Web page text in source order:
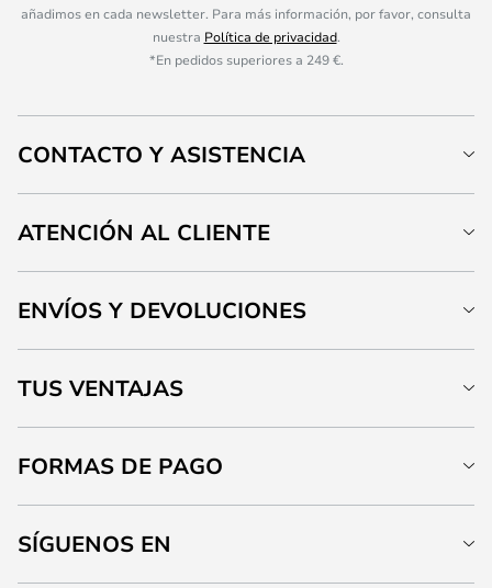
añadimos en cada newsletter. Para más información, por favor, consulta
nuestra Política de privacidad.
*En pedidos superiores a 249 €.
CONTACTO Y ASISTENCIA
ATENCIÓN AL CLIENTE
ENVÍOS Y DEVOLUCIONES
TUS VENTAJAS
FORMAS DE PAGO
SÍGUENOS EN